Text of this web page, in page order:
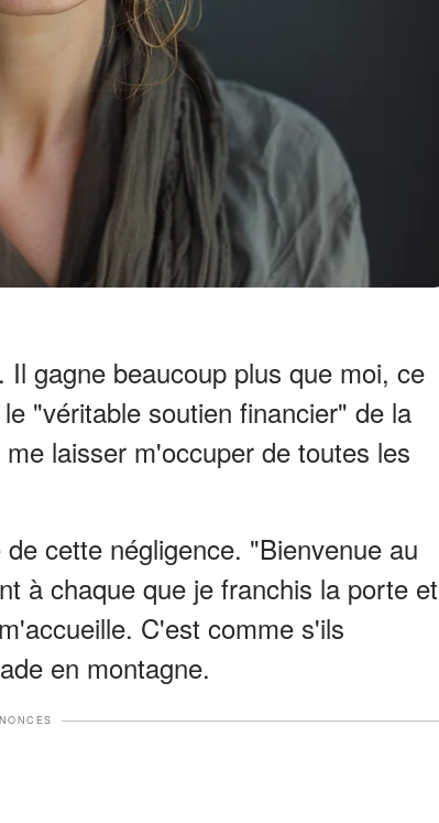
gagne beaucoup plus que moi, ce
"véritable soutien financier" de la
laisser m'occuper de toutes les
cette négligence. "Bienvenue au
à chaque que je franchis la porte et
C'est comme s'ils
en montagne.